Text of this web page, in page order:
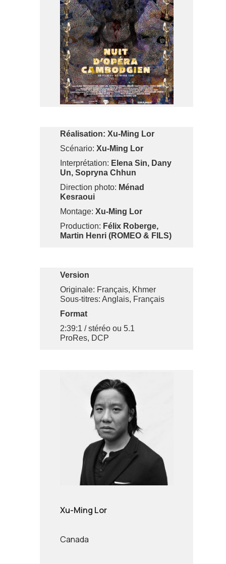
Réalisation: Xu-Ming Lor
Scénario: Xu-Ming Lor
Interprétation: Elena Sin, Dany
Un, Sopryna Chhun
Direction photo: Ménad
Kesraoui
Montage: Xu-Ming Lor
Production: Félix Roberge,
Martin Henri (ROMEO & FILS)
Version
Originale: Français, Khmer
Sous-titres: Anglais, Français
Format
2:39:1 / stéréo ou 5.1
ProRes, DCP
Xu-Ming Lor
Canada